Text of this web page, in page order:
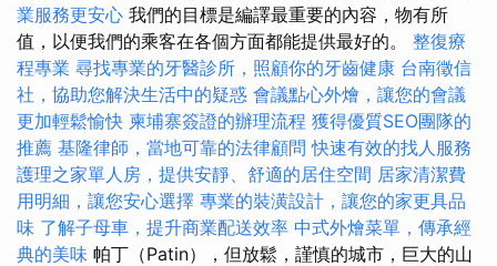
業服務更安心 我們的目標是編譯最重要的內容，物有所
值，以便我們的乘客在各個方面都能提供最好的。 整復療
程專業 尋找專業的牙醫診所，照顧你的牙齒健康 台南徵信
社，協助您解決生活中的疑惑 會議點心外燴，讓您的會議
更加輕鬆愉快 柬埔寨簽證的辦理流程 獲得優質SEO團隊的
推薦 基隆律師，當地可靠的法律顧問 快速有效的找人服務
護理之家單人房，提供安靜、舒適的居住空間 居家清潔費
用明細，讓您安心選擇 專業的裝潢設計，讓您的家更具品
味 了解子母車，提升商業配送效率 中式外燴菜單，傳承經
典的美味 帕丁（Patin），但放鬆，謹慎的城市，巨大的山